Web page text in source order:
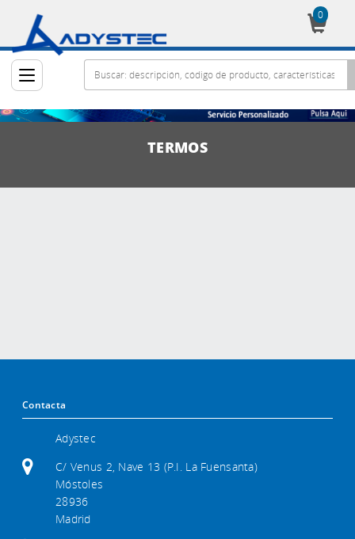
0
TERMOS
Contacta
Adystec
C/ Venus 2, Nave 13 (P.I. La Fuensanta)
Móstoles
28936
Madrid